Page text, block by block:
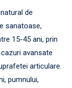
de
sanatoase,
15-45 ani, prin
avansate
articulare.
pumnului,